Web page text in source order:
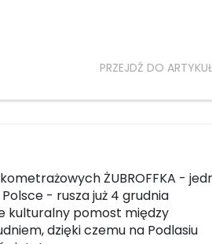
PRZEJDŹ DO
ŻUBROFFKA -
- rusza już 4 grudnia
kulturalny pomost między
dzięki czemu na Podlasiu